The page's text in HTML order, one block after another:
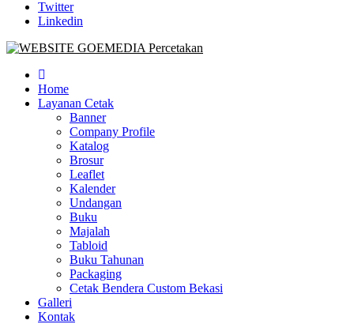
Twitter
Linkedin
Goe Media Percetakan | 0822-4439-5599 (Call/WA)
0822-4439-5599 (Call/WA) Percetakan jasa cetak banner buku yasin
invoice kartu nama label map nota spanduk stiker undangan
pernikahan murah online 24 jam
Home
Layanan Cetak
Banner
Company Profile
Katalog
Brosur
Leaflet
Kalender
Undangan
Buku
Majalah
Tabloid
Buku Tahunan
Packaging
Cetak Bendera Custom Bekasi
Galleri
Kontak